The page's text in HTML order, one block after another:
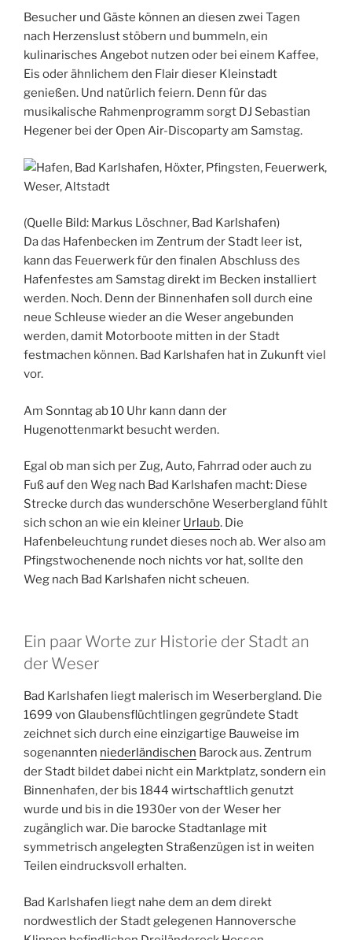
Besucher und Gäste können an diesen zwei Tagen
nach Herzenslust stöbern und bummeln, ein
kulinarisches Angebot nutzen oder bei einem Kaffee,
Eis oder ähnlichem den Flair dieser Kleinstadt
genießen. Und natürlich feiern. Denn für das
musikalische Rahmenprogramm sorgt DJ Sebastian
Hegener bei der Open Air-Discoparty am Samstag.
(Quelle Bild: Markus Löschner, Bad Karlshafen)
Da das Hafenbecken im Zentrum der Stadt leer ist,
kann das Feuerwerk für den finalen Abschluss des
Hafenfestes am Samstag direkt im Becken installiert
werden. Noch. Denn der Binnenhafen soll durch eine
neue Schleuse wieder an die Weser angebunden
werden, damit Motorboote mitten in der Stadt
festmachen können. Bad Karlshafen hat in Zukunft viel
vor.
Am Sonntag ab 10 Uhr kann dann der
Hugenottenmarkt besucht werden.
Egal ob man sich per Zug, Auto, Fahrrad oder auch zu
Fuß auf den Weg nach Bad Karlshafen macht: Diese
Strecke durch das wunderschöne Weserbergland fühlt
sich schon an wie ein kleiner Urlaub. Die
Hafenbeleuchtung rundet dieses noch ab. Wer also am
Pfingstwochenende noch nichts vor hat, sollte den
Weg nach Bad Karlshafen nicht scheuen.
Ein paar Worte zur Historie der Stadt an
der Weser
Bad Karlshafen liegt malerisch im Weserbergland. Die
1699 von Glaubensflüchtlingen gegründete Stadt
zeichnet sich durch eine einzigartige Bauweise im
sogenannten niederländischen Barock aus. Zentrum
der Stadt bildet dabei nicht ein Marktplatz, sondern ein
Binnenhafen, der bis 1844 wirtschaftlich genutzt
wurde und bis in die 1930er von der Weser her
zugänglich war. Die barocke Stadtanlage mit
symmetrisch angelegten Straßenzügen ist in weiten
Teilen eindrucksvoll erhalten.
Bad Karlshafen liegt nahe dem an dem direkt
nordwestlich der Stadt gelegenen Hannoversche